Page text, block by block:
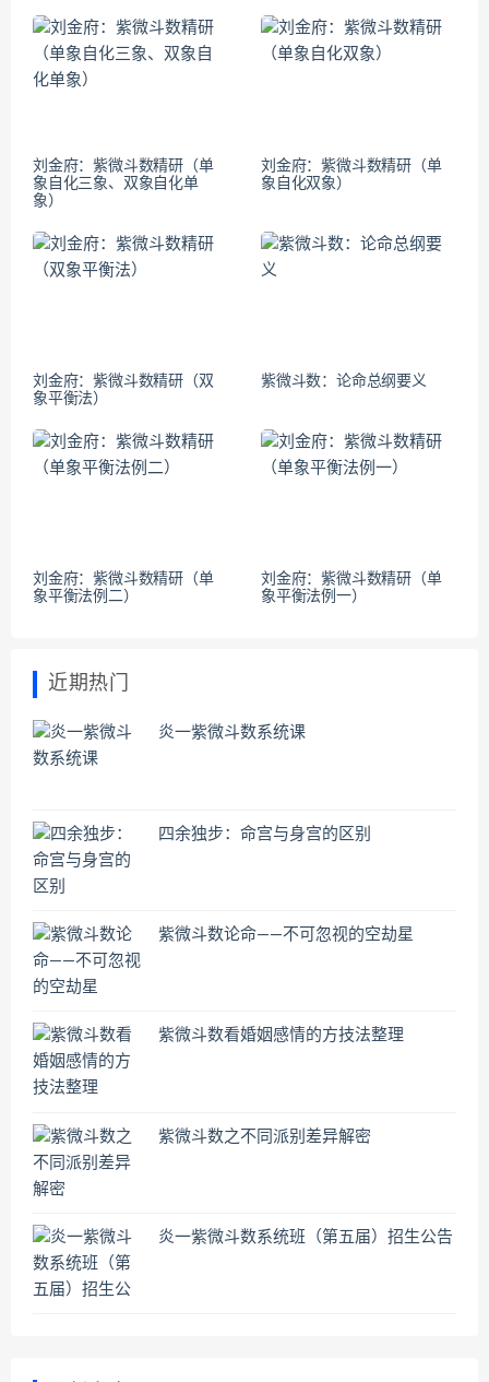
刘金府：紫微斗数精研（单
象自化三象、双象自化单
象）
刘金府：紫微斗数精研（单
象自化双象）
刘金府：紫微斗数精研（双
象平衡法）
紫微斗数：论命总纲要义
刘金府：紫微斗数精研（单
象平衡法例二）
刘金府：紫微斗数精研（单
象平衡法例一）
近期热门
炎一紫微斗数系统课
四余独步：命宫与身宫的区别
紫微斗数论命——不可忽视的空劫星
紫微斗数看婚姻感情的方技法整理
紫微斗数之不同派别差异解密
炎一紫微斗数系统班（第五届）招生公告